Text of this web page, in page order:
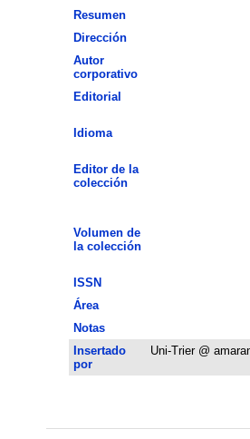
Resumen
Dirección
Autor
corporativo
Editorial
Idioma
Editor de la
colección
Volumen de
la colección
ISSN
Área
Notas
Insertado
por
Uni-Trier @